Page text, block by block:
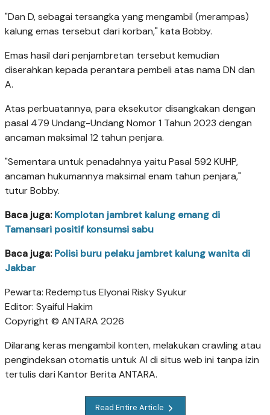
"Dan D, sebagai tersangka yang mengambil (merampas)
kalung emas tersebut dari korban," kata Bobby.
Emas hasil dari penjambretan tersebut kemudian
diserahkan kepada perantara pembeli atas nama DN dan
A.
Atas perbuatannya, para eksekutor disangkakan dengan
pasal 479 Undang-Undang Nomor 1 Tahun 2023 dengan
ancaman maksimal 12 tahun penjara.
"Sementara untuk penadahnya yaitu Pasal 592 KUHP,
ancaman hukumannya maksimal enam tahun penjara,"
tutur Bobby.
Baca juga:Komplotan jambret kalung emang di
Tamansari positif konsumsi sabu
Baca juga:Polisi buru pelaku jambret kalung wanita di
Jakbar
Pewarta: Redemptus Elyonai Risky Syukur
Editor: Syaiful Hakim
Copyright © ANTARA 2026
Dilarang keras mengambil konten, melakukan crawling atau
pengindeksan otomatis untuk AI di situs web ini tanpa izin
tertulis dari Kantor Berita ANTARA.
Read Entire Article